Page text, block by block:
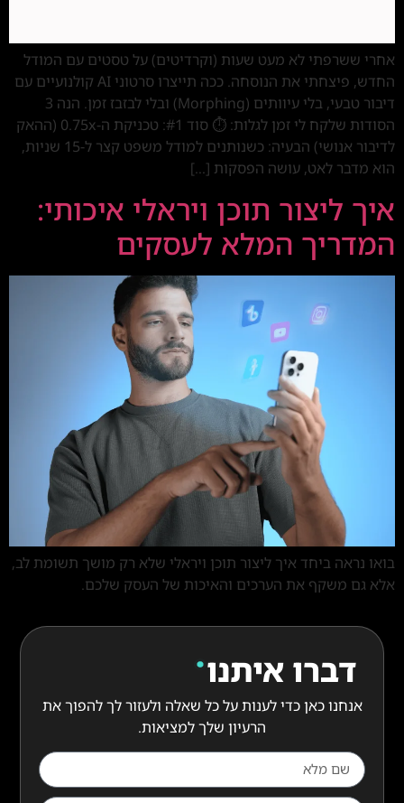
אחרי ששרפתי לא מעט שעות (וקרדיטים) על טסטים עם המודל
החדש, פיצחתי את הנוסחה. ככה תייצרו סרטוני AI קולנועיים עם
דיבור טבעי, בלי עיוותים (Morphing) ובלי לבזבז זמן. הנה 3
הסודות שלקח לי זמן לגלות: ⏱️ סוד #1: טכניקת ה-0.75x (ההאק
לדיבור אנושי) הבעיה: כשנותנים למודל משפט קצר ל-15 שניות,
הוא מדבר לאט, עושה הפסקות […]
איך ליצור תוכן ויראלי איכותי:
המדריך המלא לעסקים
בואו נראה ביחד איך ליצור תוכן ויראלי שלא רק מושך תשומת לב,
אלא גם משקף את הערכים והאיכות של העסק שלכם.
דברו איתנו
אנחנו כאן כדי לענות על כל שאלה ולעזור לך להפוך את
הרעיון שלך למציאות.